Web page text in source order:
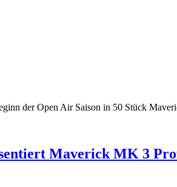
der Open Air Saison in 50 Stück
Maverick MK 3